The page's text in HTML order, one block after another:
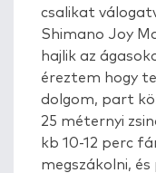
csalikat
Shimano Joy
hajlik az
éreztem hogy
dolgom, part
25 méternyi
kb 10-12 perc
megszákolni,